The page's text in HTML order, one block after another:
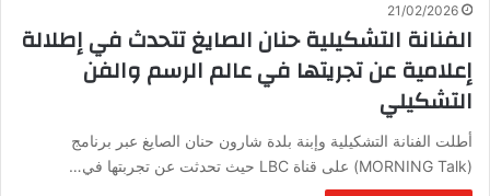
21/02/2026
الفنانة التشكيلية حنان الصايغ تتحدث في إطلالة
إعلامية عن تجريتها في عالم الرسم والفن
التشكيلي
أطلت الفنانة التشكيلية وإبنة بلدة شارون حنان الصايغ عبر برنامج
(MORNING Talk) على قناة LBC حيث تحدثت عن تجربتها في…